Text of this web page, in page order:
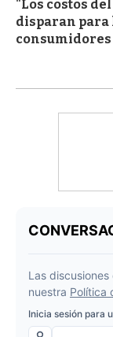
"Los costos
disparan para
consumidores